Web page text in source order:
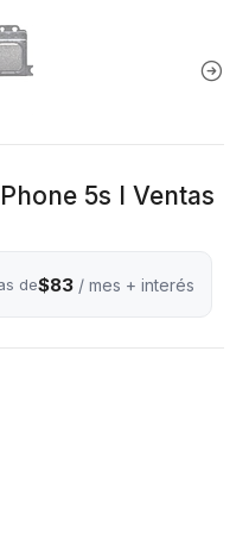
5s I Ventas
de$83 / mes + interés